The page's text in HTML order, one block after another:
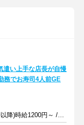
遣い上手な店長が自慢
務でお寿司4人前GE
時給1100円～/(平日17時以降)時給1200円～ /(日祝)時給1150円～